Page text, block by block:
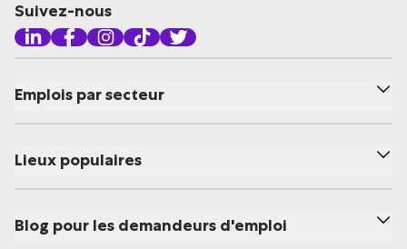
Suivez-nous
Emplois par secteur
Lieux populaires
Blog pour les demandeurs d'emploi